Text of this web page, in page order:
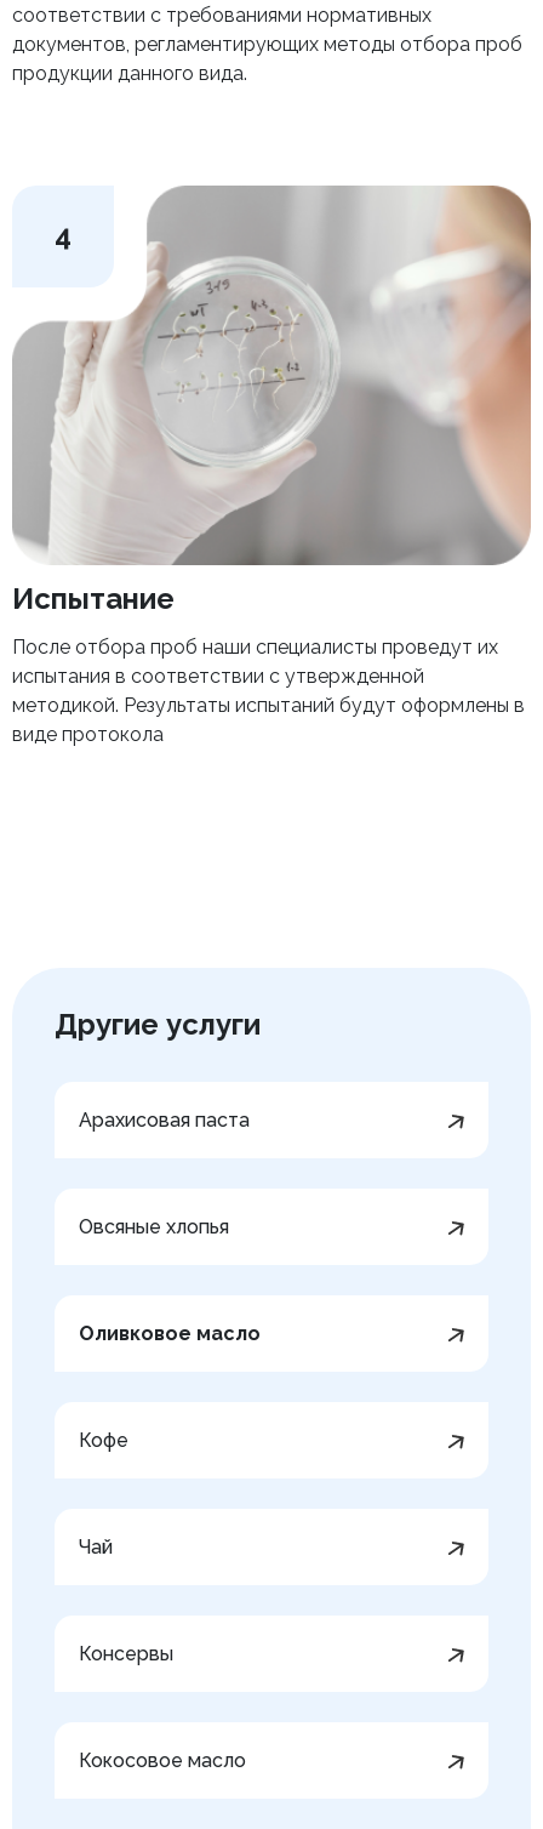
соответствии с требованиями нормативных
документов, регламентирующих методы отбора проб
продукции данного вида.
4
Испытание
После отбора проб наши специалисты проведут их
испытания в соответствии с утвержденной
методикой. Результаты испытаний будут оформлены в
виде протокола
Другие услуги
Арахисовая паста
Овсяные хлопья
Оливковое масло
Кофе
Чай
Консервы
Кокосовое масло